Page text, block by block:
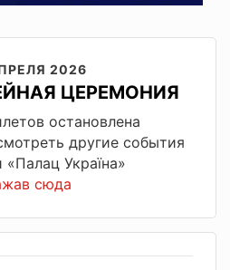
2026
ЦЕРЕМОНИЯ
остановлена
другие события
«Палац Україна»
сюда